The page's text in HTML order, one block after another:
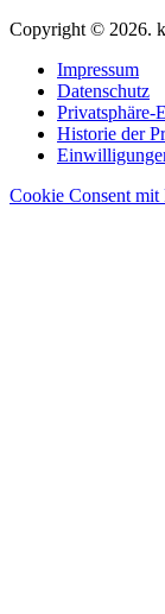
Copyright © 2026.
Impressum
Datenschutz
Privatsphäre-
Historie der
Cookie Consent